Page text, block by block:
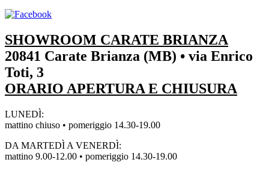
SHOWROOM CARATE BRIANZA
20841 Carate Brianza (MB) • via Enrico
Toti, 3
ORARIO APERTURA E CHIUSURA
LUNEDÌ:
mattino chiuso • pomeriggio 14.30-19.00
DA MARTEDÌ A VENERDÌ:
mattino 9.00-12.00 • pomeriggio 14.30-19.00